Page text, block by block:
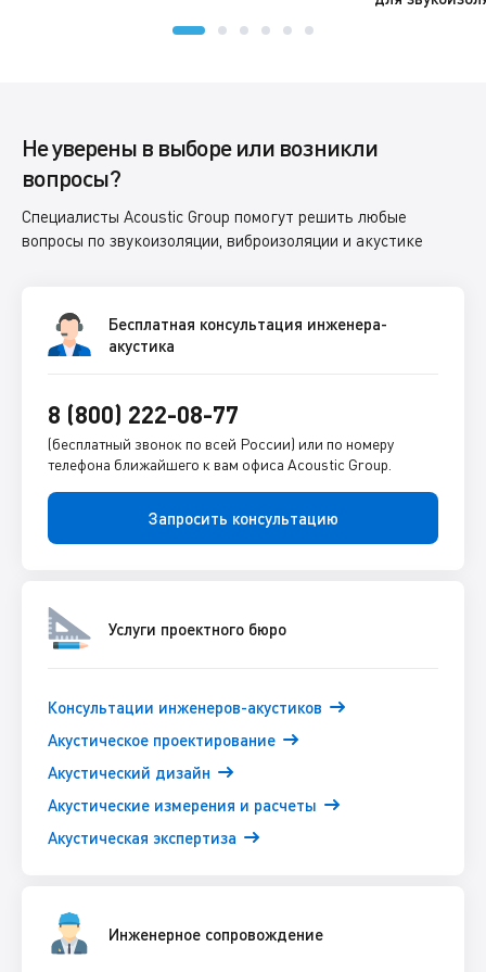
Не уверены в выборе или возникли
вопросы?
Специалисты Acoustic Group помогут решить любые
вопросы по звукоизоляции, виброизоляции и акустике
Бесплатная консультация инженера-
акустика
8 (800) 222-08-77
(бесплатный звонок по всей России) или по номеру
телефона ближайшего к вам офиса Acoustic Group.
Запросить консультацию
Услуги проектного бюро
Консультации инженеров-акустиков
Акустическое проектирование
Акустический дизайн
Акустические измерения и расчеты
Акустическая экспертиза
Инженерное сопровождение